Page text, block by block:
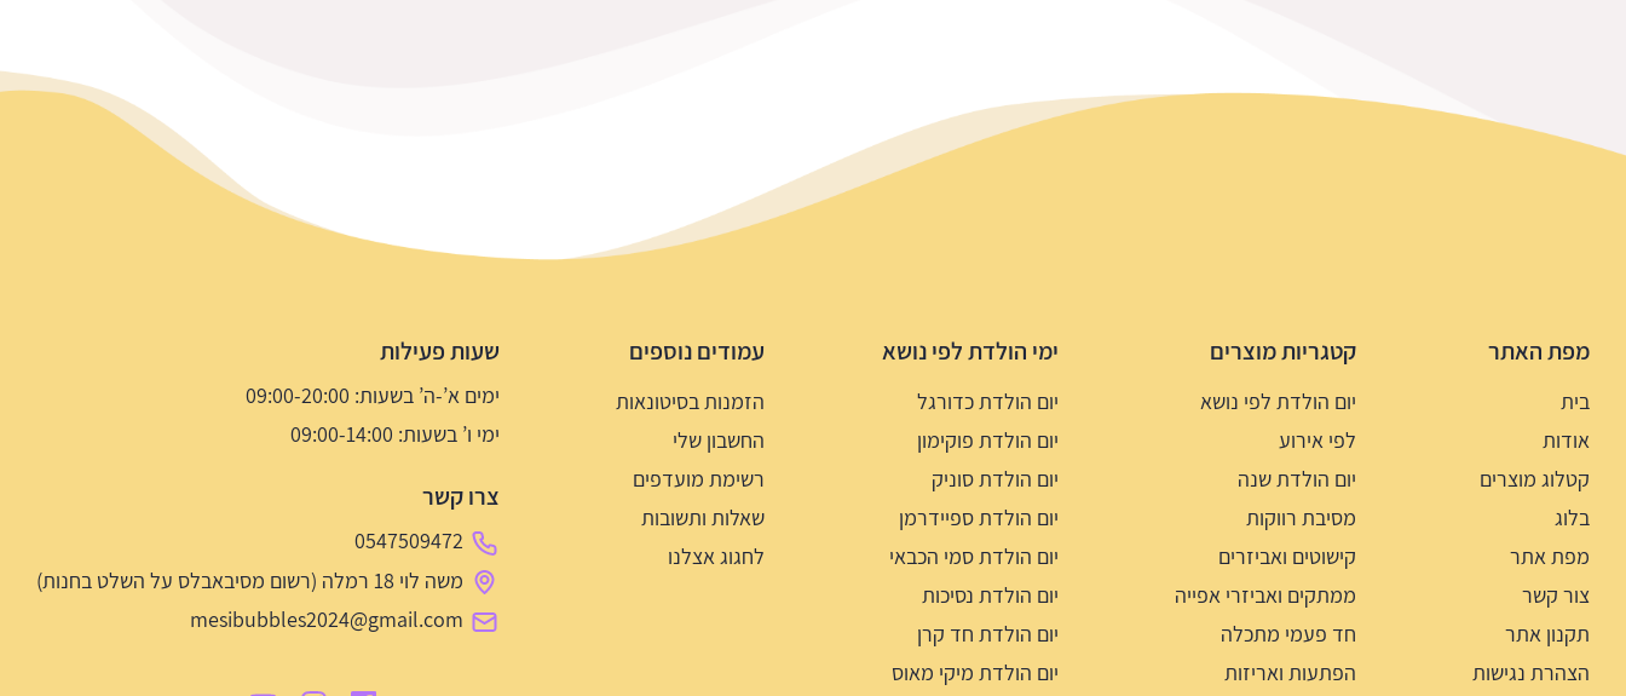
מפת האתר
בית
אודות
קטלוג מוצרים
בלוג
מפת אתר
צור קשר
תקנון אתר
הצהרת נגישות
קטגריות מוצרים
יום הולדת לפי נושא
לפי אירוע
יום הולדת שנה
מסיבת רווקות
קישוטים ואביזרים
ממתקים ואביזרי אפייה
חד פעמי מתכלה
הפתעות ואריזות
ימי הולדת לפי נושא
יום הולדת כדורגל
יום הולדת פוקימון
יום הולדת סוניק
יום הולדת ספיידרמן
יום הולדת סמי הכבאי
יום הולדת נסיכות
יום הולדת חד קרן
יום הולדת מיקי מאוס
עמודים נוספים
הזמנות בסיטונאות
החשבון שלי
רשימת מועדפים
שאלות ותשובות
לחגוג אצלנו
שעות פעילות
ימים א’-ה’ בשעות: 09:00-20:00
ימי ו’ בשעות: 09:00-14:00
צרו קשר
0547509472
משה לוי 18 רמלה (רשום מסיבאבלס על השלט בחנות)
mesibubbles2024@gmail.com